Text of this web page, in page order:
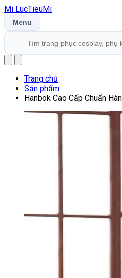
Mi LucTieuMi
Menu
Trang chủ
Sản phẩm
Hanbok Cao Cấp Chuẩn